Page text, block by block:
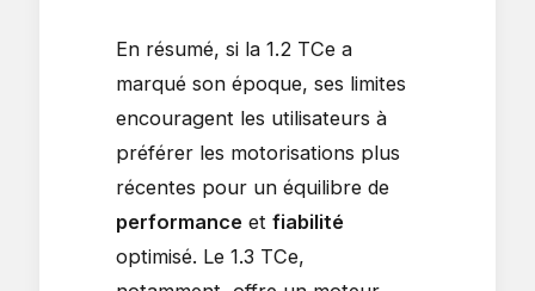
En résumé, si la 1.2 TCe a
marqué son époque, ses limites
encouragent les utilisateurs à
préférer les motorisations plus
récentes pour un équilibre de
performance etfiabilité
optimisé. Le 1.3 TCe,